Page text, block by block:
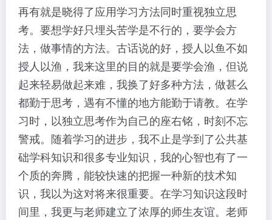
再有就是晓得了应用学习方法同时重视独立思
考。要想学好只埋头苦学是不行的，要学会方
法，做事情的方法。古话说的好，授人以鱼不如
授人以渔，我来这里的目的就是要学会渔，但说
起来轻易做起来难，我换了好多种方法，做甚么
都勤于思考，遇有不懂的地方能勤于请教。在学
习时，以独立思考作为自己的座右铭，时刻不忘
警戒。随着学习的进步，我不止是学到了公共基
础学科知识和很多专业知识，我的心智也有了一
个质的奔腾，能较快速的把握一种新的技术知
识，我以为这对将来很重要。在学习知识这段时
间里，我更与老师建立了浓厚的师生友谊。老师